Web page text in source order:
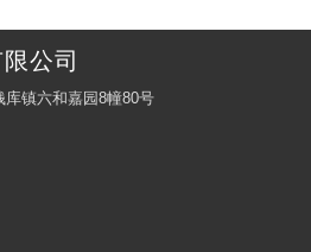
公司
镇六和嘉园8幢80号